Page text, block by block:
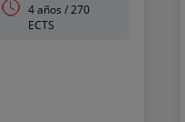
4 años / 270
ECTS